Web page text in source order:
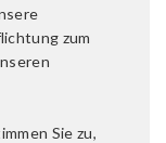
zum
Sie zu,